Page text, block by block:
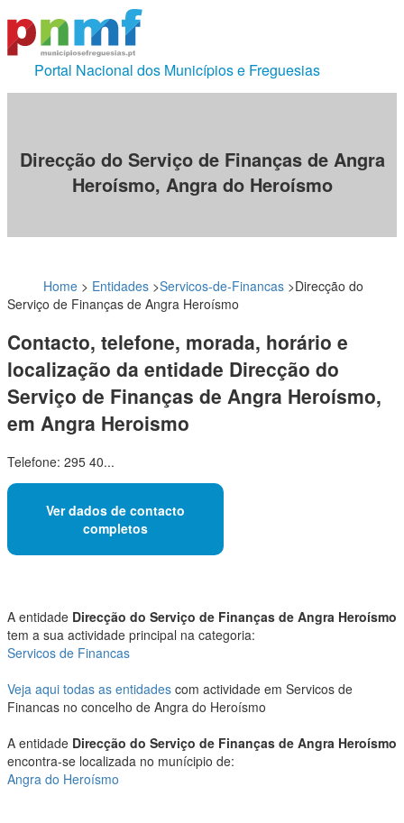
Portal Nacional dos Municípios e Freguesias
Direcção do Serviço de Finanças de Angra
Heroísmo, Angra do Heroísmo
Home > Entidades >Servicos-de-Financas >Direcção do
Serviço de Finanças de Angra Heroísmo
Contacto, telefone, morada, horário e
localização da entidade Direcção do
Serviço de Finanças de Angra Heroísmo,
em Angra Heroismo
Telefone: 295 40...
Ver dados de contacto
completos
A entidade Direcção do Serviço de Finanças de Angra Heroísmo
tem a sua actividade principal na categoria:
Servicos de Financas
Veja aqui todas as entidades com actividade em Servicos de
Financas no concelho de Angra do Heroísmo
A entidade Direcção do Serviço de Finanças de Angra Heroísmo
encontra-se localizada no munícipio de:
Angra do Heroísmo